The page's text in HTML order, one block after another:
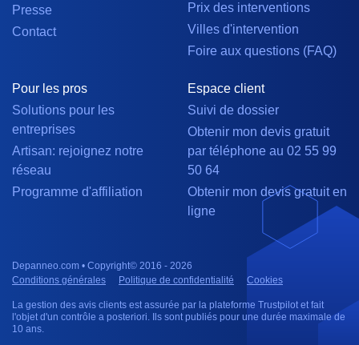
Presse
Contact
Prix des interventions
Villes d'intervention
Foire aux questions (FAQ)
Pour les pros
Solutions pour les
entreprises
Artisan: rejoignez notre
réseau
Programme d'affiliation
Espace client
Suivi de dossier
Obtenir mon devis gratuit
par téléphone au 02 55 99
50 64
Obtenir mon devis gratuit en
ligne
Depanneo.com • Copyright© 2016 - 2026
Conditions générales
Politique de confidentialité Cookies
La gestion des avis clients est assurée par la plateforme Trustpilot et fait
l'objet d'un contrôle a posteriori. Ils sont publiés pour une durée maximale de
10 ans.